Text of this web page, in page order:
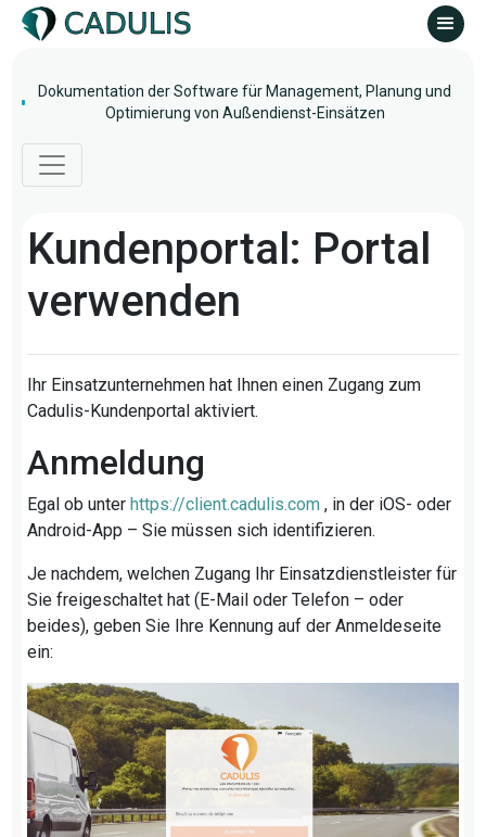
Dokumentation der Software für Management, Planung und
Optimierung von Außendienst-Einsätzen
Kundenportal: Portal
verwenden
Ihr Einsatzunternehmen hat Ihnen einen Zugang zum
Cadulis-Kundenportal aktiviert.
Anmeldung
Egal ob unterhttps://client.cadulis.com , in der iOS- oder
Android-App – Sie müssen sich identifizieren.
Je nachdem, welchen Zugang Ihr Einsatzdienstleister für
Sie freigeschaltet hat (E-Mail oder Telefon – oder
beides), geben Sie Ihre Kennung auf der Anmeldeseite
ein: